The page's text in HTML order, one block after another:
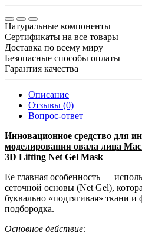
Натуральные компоненты
Сертификаты на все товары
Доставка по всему миру
Безопасные способы оплаты
Гарантия качества
Описание
Отзывы (0)
Вопрос-ответ
Инновационное средство для
моделирования овала лица
3D Lifting Net Gel Mask
Ее главная особенность —
сеточной основы (Net Gel),
буквально «подтягивая» ткани
подбородка.
Основное действие: